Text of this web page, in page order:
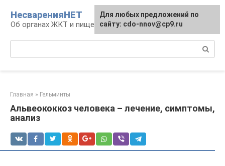
контенту
НесваренияНЕТ
Об органах ЖКТ и пищеварении
Главная » Гельминты
Альвеококкоз человека – лечение, симптомы,
анализ
Для любых предложений по
сайту: cdo-nnov@cp9.ru